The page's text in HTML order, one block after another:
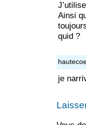
Ainsi
quid ?
je